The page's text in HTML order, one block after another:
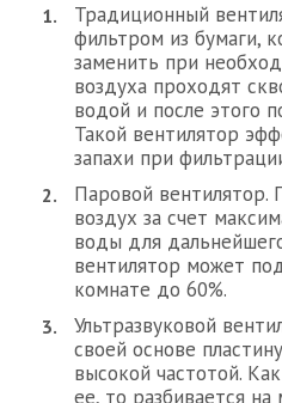
Традиционный
фильтром из бумаги,
заменить при
воздуха проходят
водой и после этого
Такой вентилятор
запахи при
Паровой вентилятор.
воздух за счет
воды для
вентилятор может
комнате до 60%.
Ультразвуковой
своей основе
высокой частотой.
ее, то разбивается на